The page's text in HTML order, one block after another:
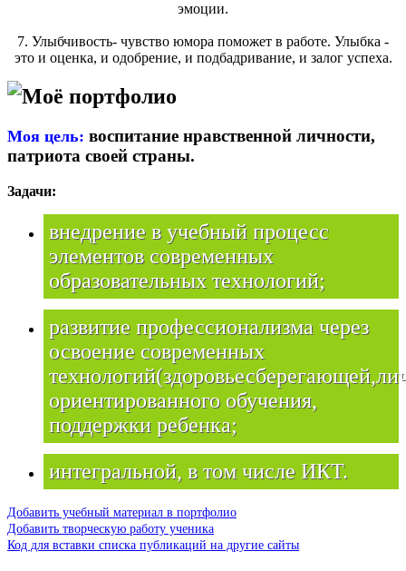
эмоции.
7. Улыбчивость- чувство юмора поможет в работе. Улыбка -
это и оценка, и одобрение, и подбадривание, и залог успеха.
Моё портфолио
Моя цель: воспитание нравственной личности,
патриота своей страны.
Задачи:
внедрение в учебный процесс
элементов современных
образовательных технологий;
развитие профессионализма через
освоение современных
ориентированного обучения,
поддержки ребенка;
интегральной, в том числе ИКТ.
Добавить учебный материал в портфолио
Добавить творческую работу ученика
Код для вставки списка публикаций на другие сайты